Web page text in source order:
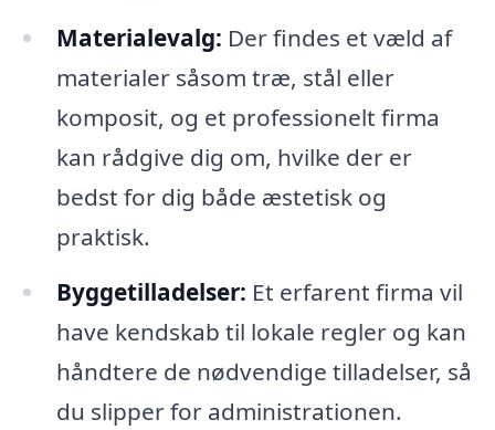
Materialevalg: Der findes et væld af
materialer såsom træ, stål eller
komposit, og et professionelt firma
kan rådgive dig om, hvilke der er
bedst for dig både æstetisk og
praktisk.
Byggetilladelser: Et erfarent firma vil
have kendskab til lokale regler og kan
håndtere de nødvendige tilladelser, så
du slipper for administrationen.